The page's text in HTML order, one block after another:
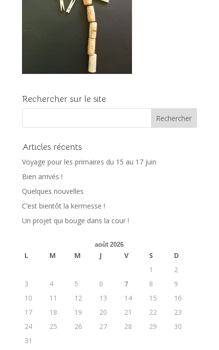
Rechercher sur le site
Articles récents
Voyage pour les primaires du 15 au 17 juin
Bien arrivés !
Quelques nouvelles
C’est bientôt la kermesse !
Un projet qui bouge dans la cour !
août 2026
L M M J V S
D
1
2
3
4 5 6 7 8
9
10
11 12 13 14 15
16
17
18 19 20 21 22
23
24
25 26 27 28 29
30
31